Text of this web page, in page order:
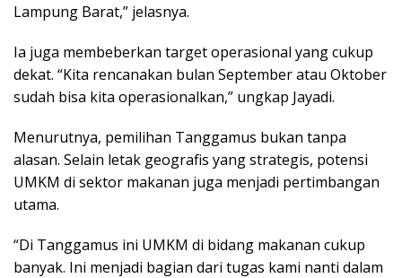
Lampung Barat,” jelasnya.
Ia juga membeberkan target operasional yang cukup
dekat. “Kita rencanakan bulan September atau Oktober
sudah bisa kita operasionalkan,” ungkap Jayadi.
Menurutnya, pemilihan Tanggamus bukan tanpa
alasan. Selain letak geografis yang strategis, potensi
UMKM di sektor makanan juga menjadi pertimbangan
utama.
“Di Tanggamus ini UMKM di bidang makanan cukup
banyak. Ini menjadi bagian dari tugas kami nanti dalam